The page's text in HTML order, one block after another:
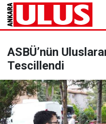
ASBÜ’nün
Tescillendi